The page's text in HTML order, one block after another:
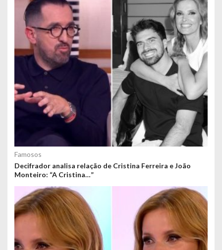
Famosos
Decifrador analisa relação de Cristina Ferreira e João
Monteiro: “A Cristina…”